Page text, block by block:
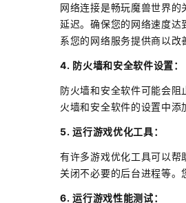
网络连接是畅玩魔兽世界
延迟。确保您的网络速度
系您的网络服务提供商以改
4. 防火墙和安全软件设置：
防火墙和安全软件可能会
火墙和安全软件的设置中添
5. 运行游戏优化工具：
有许多游戏优化工具可以帮
关闭不必要的后台进程等。
6. 运行游戏性能测试：